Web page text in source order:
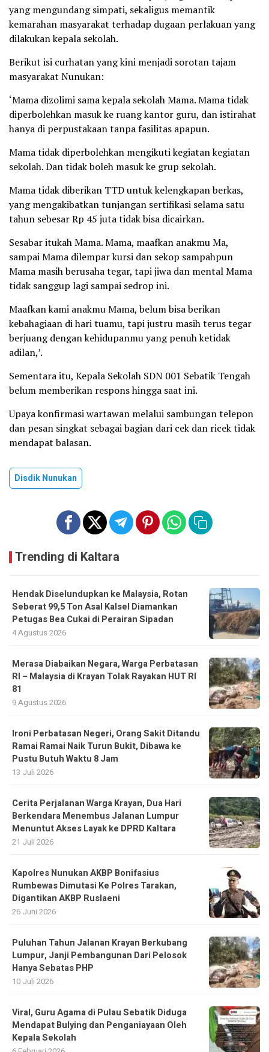
yang mengundang simpati, sekaligus memantik
kemarahan masyarakat terhadap dugaan perlakuan yang
dilakukan kepala sekolah.
Berikut isi curhatan yang kini menjadi sorotan tajam
masyarakat Nunukan:
‘Mama dizolimi sama kepala sekolah Mama. Mama tidak
diperbolehkan masuk ke ruang kantor guru, dan istirahat
hanya di perpustakaan tanpa fasilitas apapun.
Mama tidak diperbolehkan mengikuti kegiatan kegiatan
sekolah. Dan tidak boleh masuk ke grup sekolah.
Mama tidak diberikan TTD untuk kelengkapan berkas,
yang mengakibatkan tunjangan sertifikasi selama satu
tahun sebesar Rp 45 juta tidak bisa dicairkan.
Sesabar itukah Mama. Mama, maafkan anakmu Ma,
sampai Mama dilempar kursi dan sekop sampahpun
Mama masih berusaha tegar, tapi jiwa dan mental Mama
tidak sanggup lagi sampai sedrop ini.
Maafkan kami anakmu Mama, belum bisa berikan
kebahagiaan di hari tuamu, tapi justru masih terus tegar
berjuang dengan kehidupanmu yang penuh ketidak
adilan,’.
Sementara itu, Kepala Sekolah SDN 001 Sebatik Tengah
belum memberikan respons hingga saat ini.
Upaya konfirmasi wartawan melalui sambungan telepon
dan pesan singkat sebagai bagian dari cek dan ricek tidak
mendapat balasan.
Disdik Nunukan
Trending di Kaltara
Hendak Diselundupkan ke Malaysia, Rotan
Seberat 99,5 Ton Asal Kalsel Diamankan
Petugas Bea Cukai di Perairan Sipadan
4 Agustus 2026
Merasa Diabaikan Negara, Warga Perbatasan
RI – Malaysia di Krayan Tolak Rayakan HUT RI
81
9 Agustus 2026
Ironi Perbatasan Negeri, Orang Sakit Ditandu
Ramai Ramai Naik Turun Bukit, Dibawa ke
Pustu Butuh Waktu 8 Jam
13 Juli 2026
Cerita Perjalanan Warga Krayan, Dua Hari
Berkendara Menembus Jalanan Lumpur
Menuntut Akses Layak ke DPRD Kaltara
21 Juli 2026
Kapolres Nunukan AKBP Bonifasius
Rumbewas Dimutasi Ke Polres Tarakan,
Digantikan AKBP Ruslaeni
26 Juni 2026
Puluhan Tahun Jalanan Krayan Berkubang
Lumpur, Janji Pembangunan Dari Pelosok
Hanya Sebatas PHP
10 Juli 2026
Viral, Guru Agama di Pulau Sebatik Diduga
Mendapat Bulying dan Penganiayaan Oleh
Kepala Sekolah